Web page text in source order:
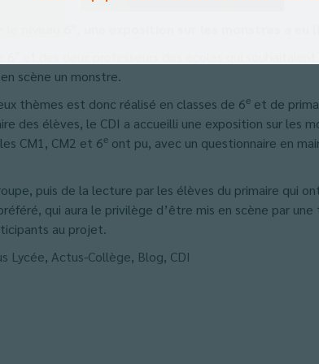
niveau 6
, une exposition sur les monstres a eu
et des deux professeurs des écoles qui
scène un monstre.
thèmes est donc réalisé en classes de 6e et de
des élèves, le CDI a accueilli une exposition sur les
CM1, CM2 et 6e ont pu, avec un questionnaire en
puis de la lecture par les élèves du primaire qui
qui aura le privilège d’être mis en scène par une
au projet.
Lycée, Actus-Collège, Blog, CDI